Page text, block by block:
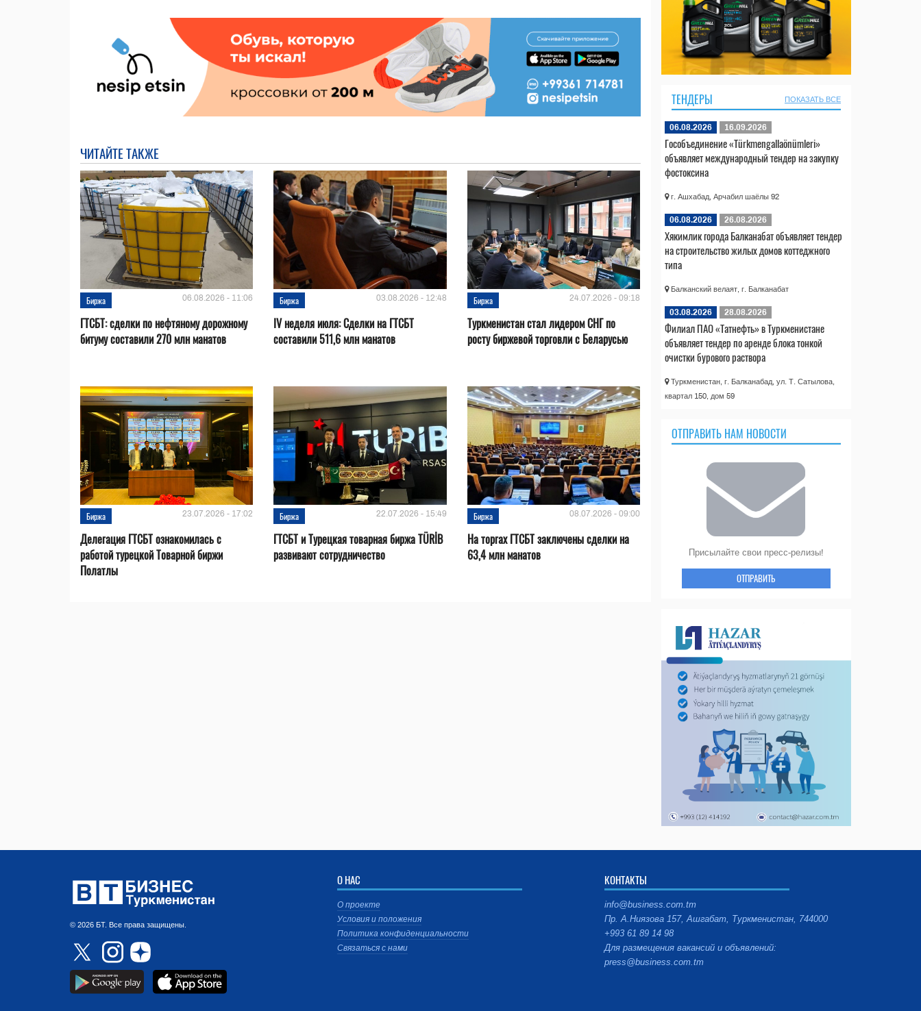
ЧИТАЙТЕ ТАКЖЕ
Биржа 06.08.2026 - 11:06
ГТСБТ: сделки по нефтяному дорожному
битуму составили 270 млн манатов
Биржа 03.08.2026 - 12:48
IV неделя июля: Сделки на ГТСБТ
составили 511,6 млн манатов
Биржа 24.07.2026 - 09:18
Туркменистан стал лидером СНГ по
росту биржевой торговли с Беларусью
Биржа 23.07.2026 - 17:02
Делегация ГТСБТ ознакомилась с
работой турецкой Товарной биржи
Полатлы
Биржа 22.07.2026 - 15:49
ГТСБТ и Турецкая товарная биржа TÜRİB
развивают сотрудничество
Биржа 08.07.2026 - 09:00
На торгах ГТСБТ заключены сделки на
63,4 млн манатов
ТЕНДЕРЫ ПОКАЗАТЬ ВСЕ
06.08.2026 16.09.2026
Гособъединение «Türkmengallaönümleri»
объявляет международный тендер на закупку
фостоксина
г. Ашхабад, Арчабил шаёлы 92
06.08.2026 26.08.2026
Хякимлик города Балканабат объявляет тендер
на строительство жилых домов коттеджного
типа
Балканский велаят, г. Балканабат
03.08.2026 28.08.2026
Филиал ПАО «Татнефть» в Туркменистане
объявляет тендер по аренде блока тонкой
очистки бурового раствора
Туркменистан, г. Балканабад, ул. Т. Сатылова,
квартал 150, дом 59
ОТПРАВИТЬ НАМ НОВОСТИ
Присылайте свои пресс-релизы!
ОТПРАВИТЬ
© 2026 БТ. Все права защищены.
О НАС
О проекте
Условия и положения
Политика конфиденциальности
Связаться с нами
КОНТАКТЫ
info@business.com.tm
Пр. А.Ниязова 157, Ашгабат, Туркменистан, 744000
+993 61 89 14 98
Для размещения вакансий и объявлений:
press@business.com.tm